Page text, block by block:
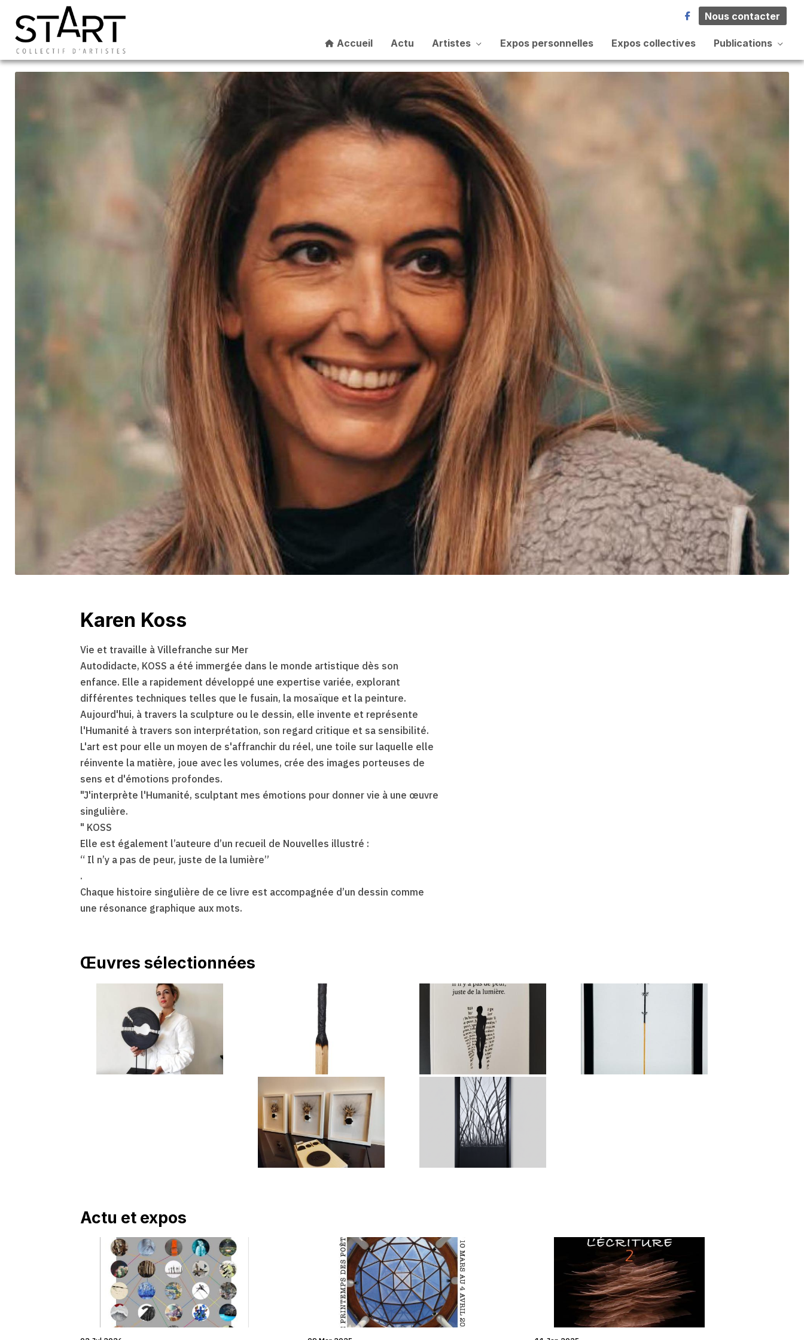
Accueil Actu Artistes Expos personnelles Expos collectives Publications
Nous contacter
Karen Koss
Vie et travaille à Villefranche sur Mer
Autodidacte, KOSS a été immergée dans le monde artistique dès son
enfance. Elle a rapidement développé une expertise variée, explorant
différentes techniques telles que le fusain, la mosaïque et la peinture.
Aujourd'hui, à travers la sculpture ou le dessin, elle invente et représente
l'Humanité à travers son interprétation, son regard critique et sa sensibilité.
L'art est pour elle un moyen de s'affranchir du réel, une toile sur laquelle elle
réinvente la matière, joue avec les volumes, crée des images porteuses de
sens et d'émotions profondes.
"J'interprète l'Humanité, sculptant mes émotions pour donner vie à une œuvre
singulière.
" KOSS
Elle est également l’auteure d’un recueil de Nouvelles illustré :
“ Il n’y a pas de peur, juste de la lumière”
.
Chaque histoire singulière de ce livre est accompagnée d’un dessin comme
une résonance graphique aux mots.
Œuvres sélectionnées
Actu et expos